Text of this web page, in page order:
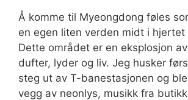
Å komme til Myeongdong føles
en egen liten verden midt i hjertet
Dette området er en eksplosjon
dufter, lyder og liv. Jeg husker
steg ut av T-banestasjonen og
vegg av neonlys, musikk fra